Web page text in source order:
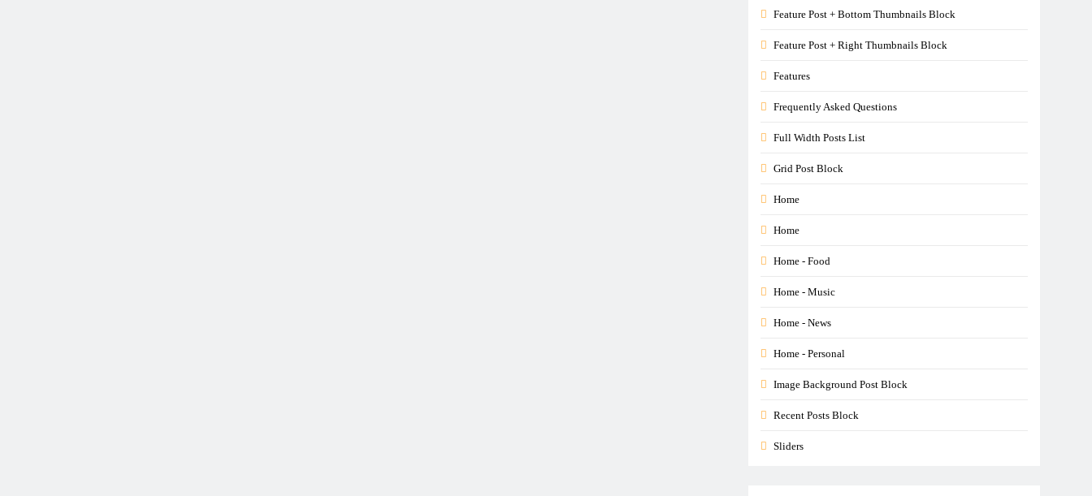
Feature Post + Bottom Thumbnails Block
Feature Post + Right Thumbnails Block
Features
Frequently Asked Questions
Full Width Posts List
Grid Post Block
Home
Home
Home - Food
Home - Music
Home - News
Home - Personal
Image Background Post Block
Recent Posts Block
Sliders